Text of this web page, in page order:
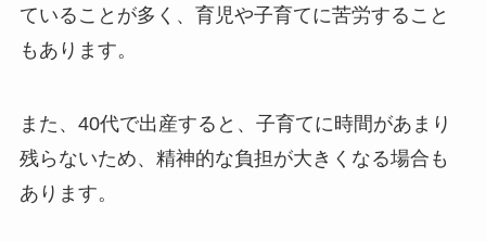
ていることが多く、育児や子育てに苦労すること
もあります。
また、40代で出産すると、子育てに時間があまり
残らないため、精神的な負担が大きくなる場合も
あります。